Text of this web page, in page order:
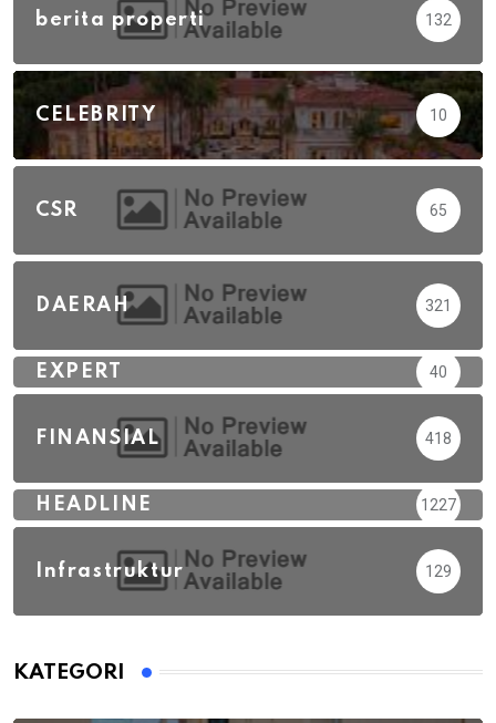
berita properti 132
CELEBRITY 10
CSR 65
DAERAH 321
EXPERT 40
FINANSIAL 418
HEADLINE 1227
Infrastruktur 129
KATEGORI